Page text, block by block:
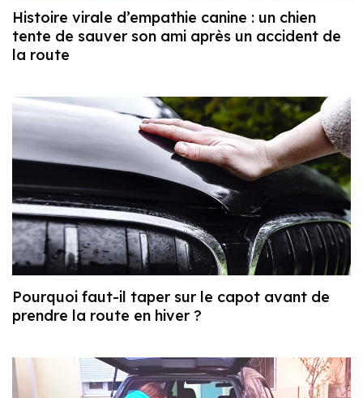
Histoire virale d’empathie canine : un chien
tente de sauver son ami après un accident de
la route
Pourquoi faut-il taper sur le capot avant de
prendre la route en hiver ?